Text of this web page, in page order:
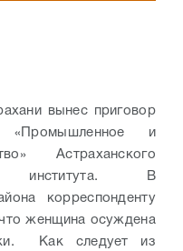
вынес приговор
«Промышленное и
Астраханского
института. В
корреспонденту
женщина осуждена
Как следует из